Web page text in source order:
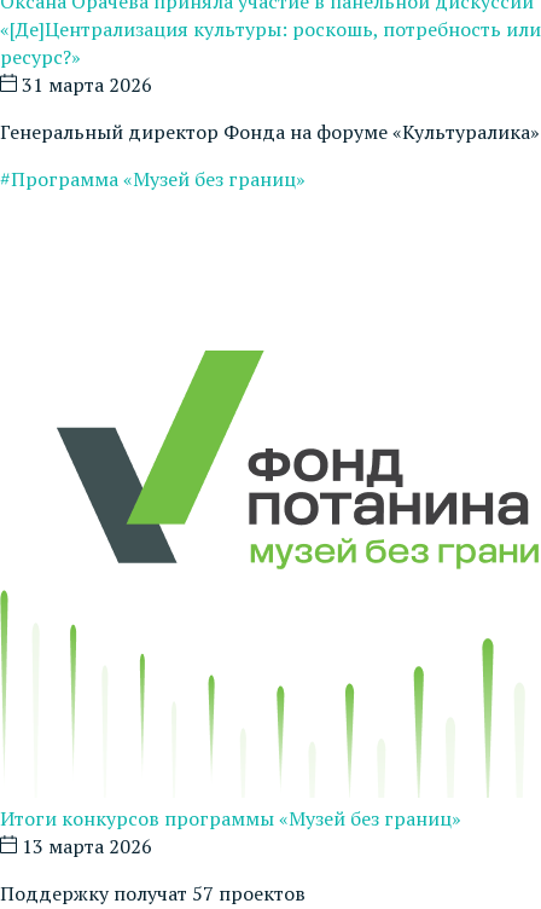
«[Де]Централизация культуры: роскошь, потребность или
ресурс?»
31 марта 2026
Генеральный директор Фонда на форуме «Культуралика»
#Программа «Музей без границ»
Итоги конкурсов программы «Музей без границ»
13 марта 2026
Поддержку получат 57 проектов